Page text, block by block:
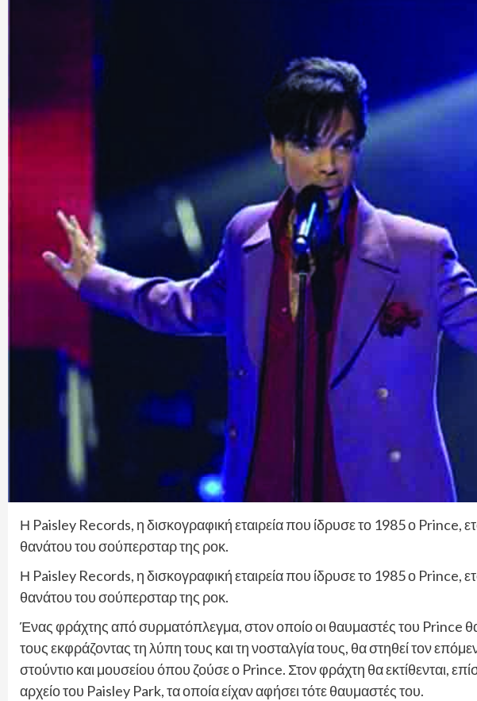
Η Paisley Records, η δισκογραφική εταιρεία που ίδρυσε το 1985 ο Prince,
θανάτου του σούπερσταρ της ροκ.
Η Paisley Records, η δισκογραφική εταιρεία που ίδρυσε το 1985 ο Prince,
θανάτου του σούπερσταρ της ροκ.
Ένας φράχτης από συρματόπλεγμα, στον οποίο οι θαυμαστές του Prince
τους εκφράζοντας τη λύπη τους και τη νοσταλγία τους, θα στηθεί τον
στούντιο και μουσείου όπου ζούσε ο Prince. Στον φράχτη θα εκτίθενται,
αρχείο του Paisley Park, τα οποία είχαν αφήσει τότε θαυμαστές του.